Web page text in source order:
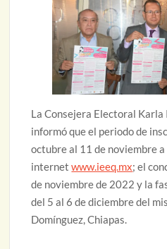
La Consejera Electoral
informó que el periodo de
octubre al 11 de noviembre
internetwww.ieeq.mx; el
de noviembre de 2022 y la
del 5 al 6 de diciembre del
Domínguez, Chiapas.